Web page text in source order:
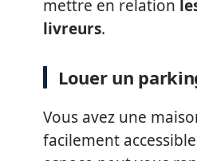
mettre en relation
livreurs.
Louer un
Vous avez une
facilement